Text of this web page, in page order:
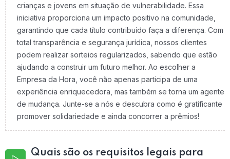
crianças e jovens em situação de vulnerabilidade. Essa
iniciativa proporciona um impacto positivo na comunidade,
garantindo que cada título contribuído faça a diferença. Com
total transparência e segurança jurídica, nossos clientes
podem realizar sorteios regularizados, sabendo que estão
ajudando a construir um futuro melhor. Ao escolher a
Empresa da Hora, você não apenas participa de uma
experiência enriquecedora, mas também se torna um agente
de mudança. Junte-se a nós e descubra como é gratificante
promover solidariedade e ainda concorrer a prêmios!
Quais são os requisitos legais para